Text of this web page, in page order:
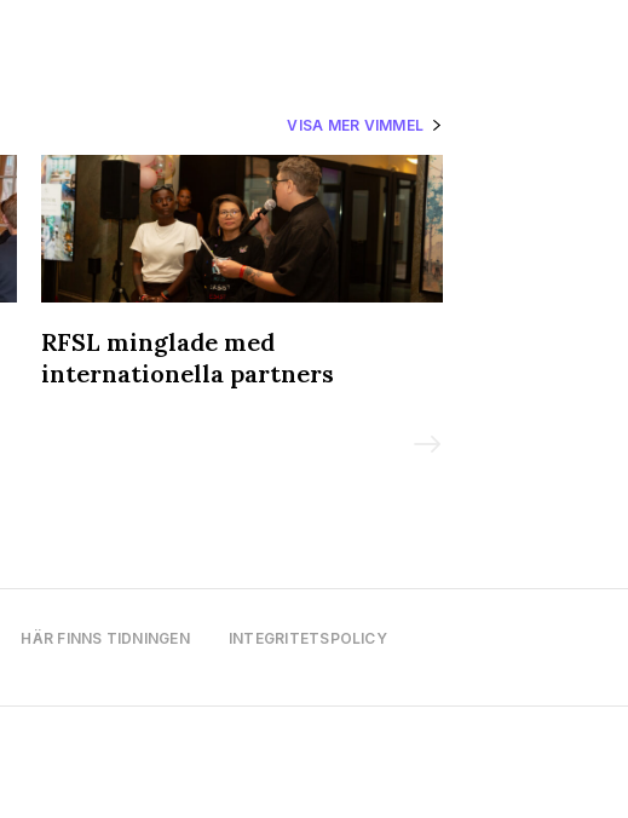
VISA MER VIMMEL
RFSL minglade med
internationella partners
HÄR FINNS TIDNINGEN
INTEGRITETSPOLICY